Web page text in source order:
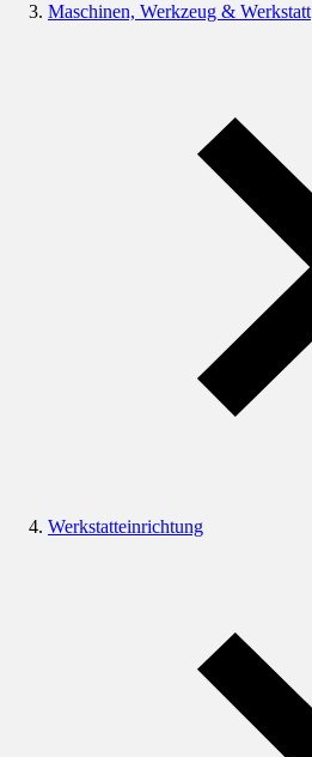
Maschinen, Werkzeug & Werkstatt
Werkstatteinrichtung